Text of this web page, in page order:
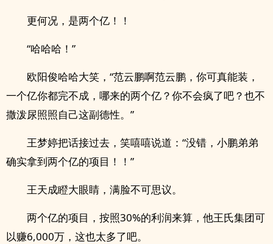
更何况，是两个亿！！
“哈哈哈！”
欧阳俊哈哈大笑，“范云鹏啊范云鹏，你可真能装，
一个亿你都完不成，哪来的两个亿？你不会疯了吧？也不
撒泼尿照照自己这副德性。”
王梦婷把话接过去，笑嘻嘻说道：“没错，小鹏弟弟
确实拿到两个亿的项目！！”
王天成瞪大眼睛，满脸不可思议。
两个亿的项目，按照30%的利润来算，他王氏集团可
以赚6,000万，这也太多了吧。